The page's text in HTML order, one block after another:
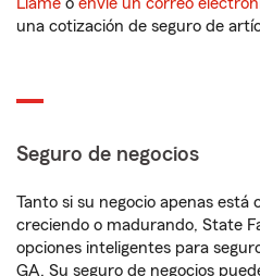
una cotización de seguro de
Seguro de negocios
Tanto si su negocio apenas está
creciendo o madurando, State
opciones inteligentes para
GA. Su seguro de negocios